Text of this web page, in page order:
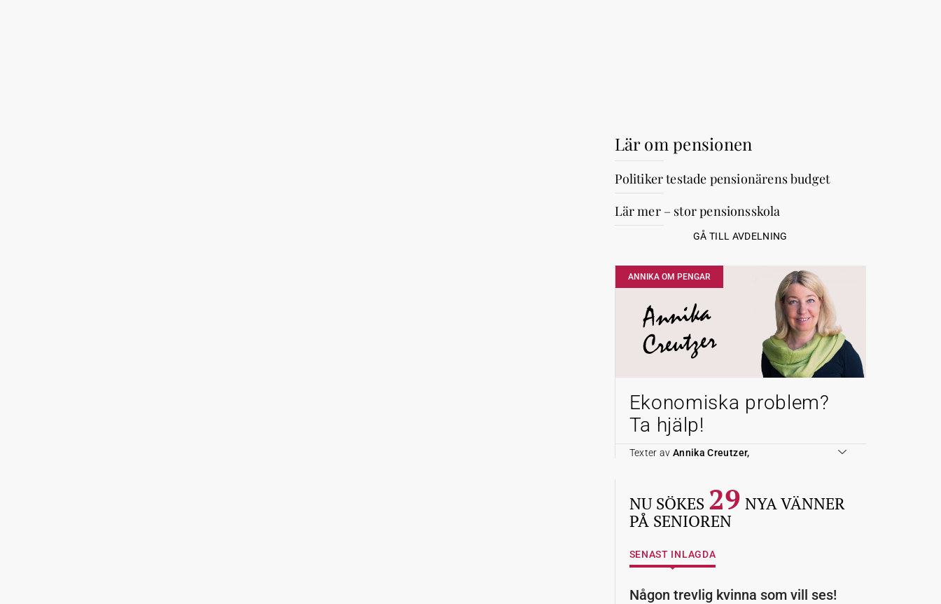
Lär om pensionen
Politiker testade pensionärens budget
Lär mer – stor pensionsskola
GÅ TILL AVDELNING
ANNIKA OM PENGAR
Annika
Creutzer
Ekonomiska problem?
Ta hjälp!
Texter av Annika Creutzer,
NU SÖKES 29 NYA VÄNNER
PÅ SENIOREN
SENAST INLAGDA
Någon trevlig kvinna som vill ses!